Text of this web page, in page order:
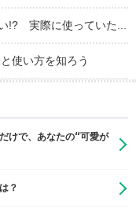
!? 実際に使っていた...
使い方を知ろう
けで、あなたの“可愛が
？